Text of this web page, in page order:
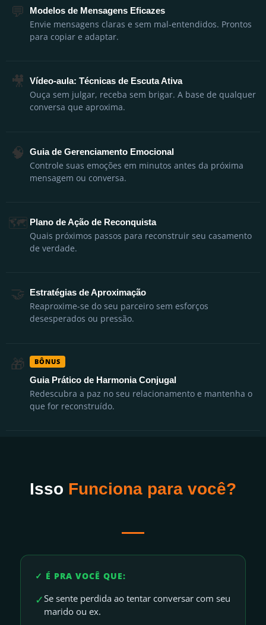
💬 Modelos de Mensagens Eficazes
Envie mensagens claras e sem mal-entendidos. Prontos
para copiar e adaptar.
🎥 Vídeo-aula: Técnicas de Escuta Ativa
Ouça sem julgar, receba sem brigar. A base de qualquer
conversa que aproxima.
🧠 Guia de Gerenciamento Emocional
Controle suas emoções em minutos antes da próxima
mensagem ou conversa.
🗺️ Plano de Ação de Reconquista
Quais próximos passos para reconstruir seu casamento
de verdade.
🤝 Estratégias de Aproximação
Reaproxime-se do seu parceiro sem esforços
desesperados ou pressão.
🎁 BÔNUS
Guia Prático de Harmonia Conjugal
Redescubra a paz no seu relacionamento e mantenha o
que for reconstruído.
Isso Funciona para você?
✓ É PRA VOCÊ QUE:
✓Se sente perdida ao tentar conversar com seu
marido ou ex.